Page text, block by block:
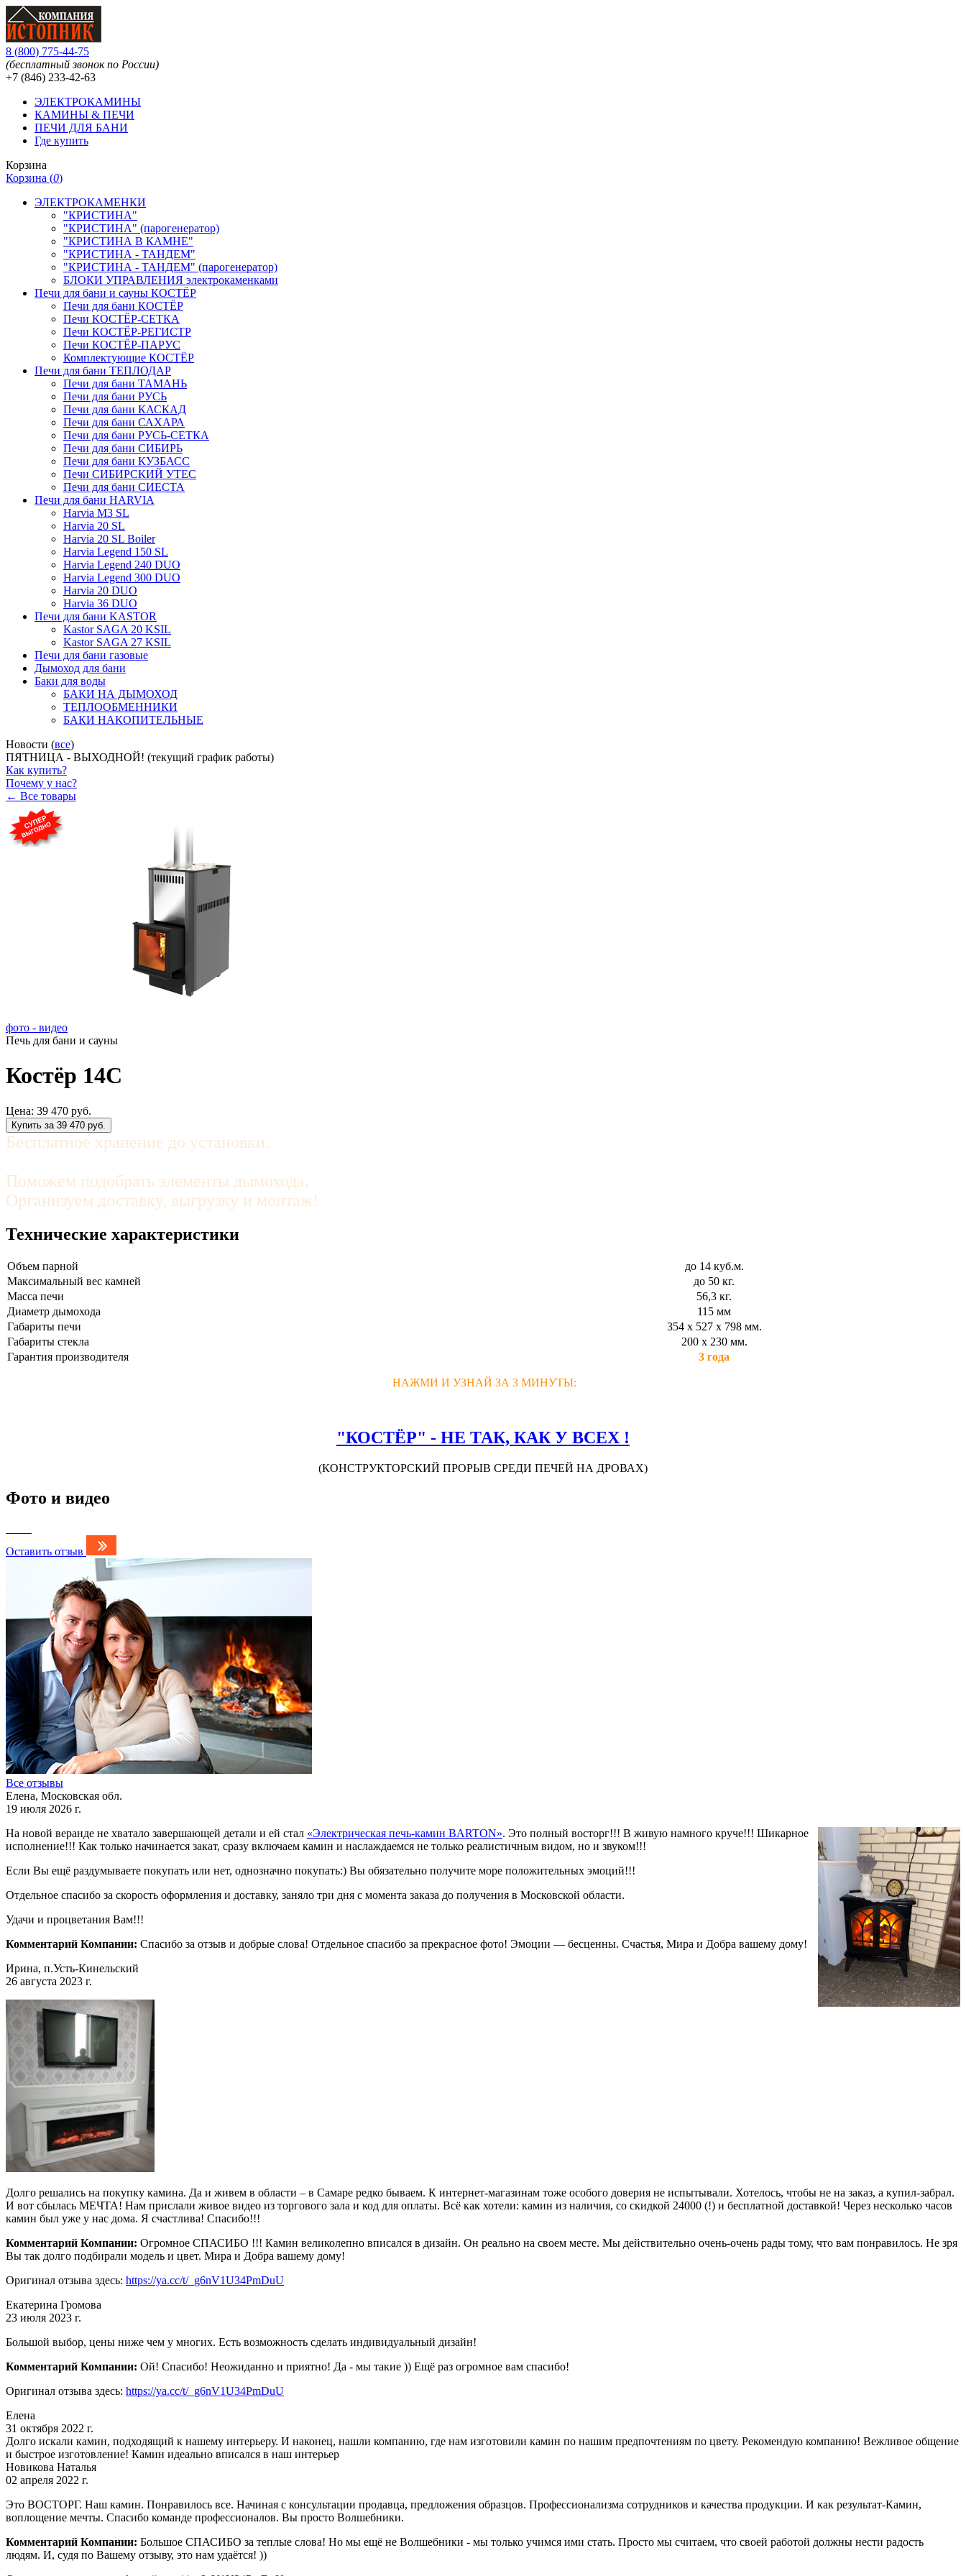
8 (800) 775-44-75
(бесплатный звонок по России)
+7 (846) 233-42-63
ЭЛЕКТРОКАМИНЫ
КАМИНЫ & ПЕЧИ
ПЕЧИ ДЛЯ БАНИ
Где купить
Корзина
Корзина (0)
ЭЛЕКТРОКАМЕНКИ
"КРИСТИНА"
"КРИСТИНА" (парогенератор)
"КРИСТИНА В КАМНЕ"
"КРИСТИНА - ТАНДЕМ"
"КРИСТИНА - ТАНДЕМ" (парогенератор)
БЛОКИ УПРАВЛЕНИЯ электрокаменками
Печи для бани и сауны КОСТЁР
Печи для бани КОСТЁР
Печи КОСТЁР-СЕТКА
Печи КОСТЁР-РЕГИСТР
Печи КОСТЁР-ПАРУС
Комплектующие КОСТЁР
Печи для бани ТЕПЛОДАР
Печи для бани ТАМАНЬ
Печи для бани РУСЬ
Печи для бани КАСКАД
Печи для бани САХАРА
Печи для бани РУСЬ-СЕТКА
Печи для бани СИБИРЬ
Печи для бани КУЗБАСС
Печи СИБИРСКИЙ УТЕС
Печи для бани СИЕСТА
Печи для бани HARVIA
Harvia M3 SL
Harvia 20 SL
Harvia 20 SL Boiler
Harvia Legend 150 SL
Harvia Legend 240 DUO
Harvia Legend 300 DUO
Harvia 20 DUO
Harvia 36 DUO
Печи для бани KASTOR
Kastor SAGA 20 KSIL
Kastor SAGA 27 KSIL
Печи для бани газовые
Дымоход для бани
Баки для воды
БАКИ НА ДЫМОХОД
ТЕПЛООБМЕННИКИ
БАКИ НАКОПИТЕЛЬНЫЕ
Новости (все)
ПЯТНИЦА - ВЫХОДНОЙ! (текущий график работы)
Как купить?
Почему у нас?
← Все товары
фото - видео
Печь для бани и сауны
Костёр 14С
Цена: 39 470 руб.
Купить за 39 470 руб.
Бесплатное хранение до установки.
Поможем подобрать элементы дымохода.
Организуем доставку, выгрузку и монтаж!
Технические характеристики
Объем парной
до 14 куб.м.
Максимальный вес камней
до 50 кг.
Масса печи
56,3 кг.
Диаметр дымохода
115 мм
Габариты печи
354 х 527 х 798 мм.
Габариты стекла
200 х 230 мм.
Гарантия производителя
3 года
НАЖМИ И УЗНАЙ ЗА 3 МИНУТЫ:
"КОСТЁР" - НЕ ТАК, КАК У ВСЕХ !
(КОНСТРУКТОРСКИЙ ПРОРЫВ СРЕДИ ПЕЧЕЙ НА ДРОВАХ)
Фото и видео
Оставить отзыв
Все отзывы
Елена, Московская обл.
19 июля 2026 г.
На новой веранде не хватало завершающей детали и ей стал «Электрическая печь-камин BARTON». Это полный восторг!!! В живую намного круче!!! Шикарное
исполнение!!! Как только начинается закат, сразу включаем камин и наслаждаемся не только реалистичным видом, но и звуком!!!
Если Вы ещё раздумываете покупать или нет, однозначно покупать:) Вы обязательно получите море положительных эмоций!!!
Отдельное спасибо за скорость оформления и доставку, заняло три дня с момента заказа до получения в Московской области.
Удачи и процветания Вам!!!
Комментарий Компании: Спасибо за отзыв и добрые слова! Отдельное спасибо за прекрасное фото! Эмоции — бесценны. Счастья, Мира и Добра вашему дому!
Ирина, п.Усть-Кинельский
26 августа 2023 г.
Долго решались на покупку камина. Да и живем в области – в Самаре редко бываем. К интернет-магазинам тоже особого доверия не испытывали. Хотелось, чтобы не на заказ, а купил-забрал.
И вот сбылась МЕЧТА! Нам прислали живое видео из торгового зала и код для оплаты. Всё как хотели: камин из наличия, со скидкой 24000 (!) и бесплатной доставкой! Через несколько часов
камин был уже у нас дома. Я счастлива! Спасибо!!!
Комментарий Компании: Огромное СПАСИБО !!! Камин великолепно вписался в дизайн. Он реально на своем месте. Мы действительно очень-очень рады тому, что вам понравилось. Не зря
Вы так долго подбирали модель и цвет. Мира и Добра вашему дому!
Оригинал отзыва здесь: https://ya.cc/t/_g6nV1U34PmDuU
Екатерина Громова
23 июля 2023 г.
Большой выбор, цены ниже чем у многих. Есть возможность сделать индивидуальный дизайн!
Комментарий Компании: Ой! Спасибо! Неожиданно и приятно! Да - мы такие )) Ещё раз огромное вам спасибо!
Оригинал отзыва здесь: https://ya.cc/t/_g6nV1U34PmDuU
Елена
31 октября 2022 г.
Долго искали камин, подходящий к нашему интерьеру. И наконец, нашли компанию, где нам изготовили камин по нашим предпочтениям по цвету. Рекомендую компанию! Вежливое общение
и быстрое изготовление! Камин идеально вписался в наш интерьер
Новикова Наталья
02 апреля 2022 г.
Это ВОСТОРГ. Наш камин. Понравилось все. Начиная с консультации продавца, предложения образцов. Профессионализма сотрудников и качества продукции. И как результат-Камин,
воплощение мечты. Спасибо команде профессионалов. Вы просто Волшебники.
Комментарий Компании: Большое СПАСИБО за теплые слова! Но мы ещё не Волшебники - мы только учимся ими стать. Просто мы считаем, что своей работой должны нести радость
людям. И, судя по Вашему отзыву, это нам удаётся! ))